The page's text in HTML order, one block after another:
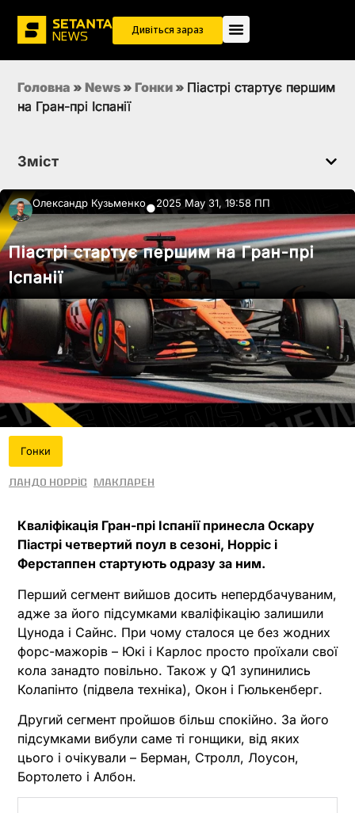
Дивіться зараз
Головна » News » Гонки » Піастрі стартує першим
на Гран-прі Іспанії
Зміст
Олександр Кузьменко●2025 May 31, 19:58 ПП
Піастрі стартує першим на Гран-прі
Іспанії
Гонки
Ландо Норріс МакЛарен
Кваліфікація Гран-прі Іспанії принесла Оскару
Піастрі четвертий поул в сезоні, Норріс і
Ферстаппен стартують одразу за ним.
Перший сегмент вийшов досить непердбачуваним,
адже за його підсумками кваліфікацію залишили
Цунода і Сайнс. При чому сталося це без жодних
форс-мажорів – Юкі і Карлос просто проїхали свої
кола занадто повільно. Також у Q1 зупинились
Колапінто (підвела техніка), Окон і Гюлькенберг.
Другий сегмент пройшов більш спокійно. За його
підсумками вибули саме ті гонщики, від яких
цього і очікували – Берман, Стролл, Лоусон,
Бортолето і Албон.